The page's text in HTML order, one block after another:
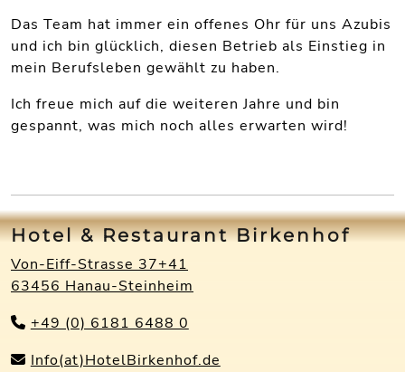
Das Team hat immer ein offenes Ohr für uns Azubis
und ich bin glücklich, diesen Betrieb als Einstieg in
mein Berufsleben gewählt zu haben.
Ich freue mich auf die weiteren Jahre und bin
gespannt, was mich noch alles erwarten wird!
Hotel & Restaurant Birkenhof
Von-Eiff-Strasse 37+41
63456 Hanau-Steinheim
+49 (0) 6181 6488 0
Info(at)HotelBirkenhof.de